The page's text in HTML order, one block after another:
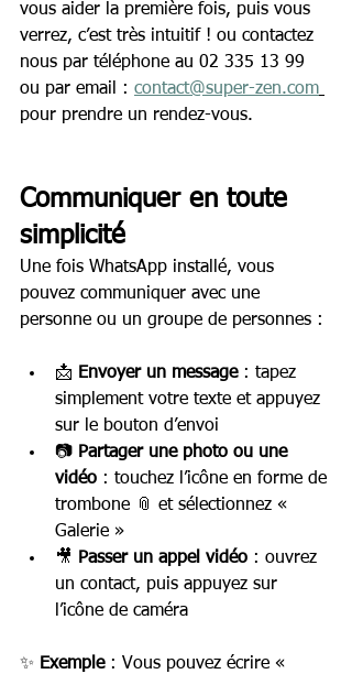
vous aider la première fois, puis vous
verrez, c’est très intuitif ! ou contactez
nous par téléphone au 02 335 13 99
ou par email : contact@super-zen.com
pour prendre un rendez-vous.
Communiquer en toute
simplicité
Une fois WhatsApp installé, vous
pouvez communiquer avec une
personne ou un groupe de personnes :
📩 Envoyer un message : tapez
simplement votre texte et appuyez
sur le bouton d’envoi
📷 Partager une photo ou une
vidéo : touchez l’icône en forme de
trombone 📎 et sélectionnez «
Galerie »
🎥
Passer un appel vidéo : ouvrez
un contact, puis appuyez sur
l’icône de caméra
✨ Exemple : Vous pouvez écrire «